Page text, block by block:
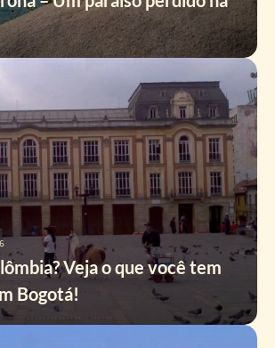
Veja o que você tem
Bogotá!